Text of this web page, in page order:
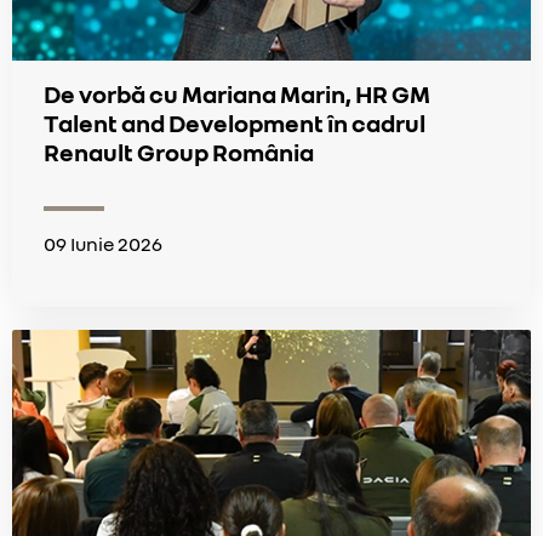
De vorbă cu Mariana Marin, HR GM
Talent and Development în cadrul
Renault Group România
09 Iunie 2026